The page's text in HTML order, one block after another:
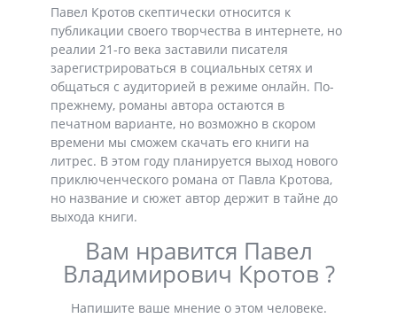
Павел Кротов скептически относится к
публикации своего творчества в интернете, но
реалии 21-го века заставили писателя
зарегистрироваться в социальных сетях и
общаться с аудиторией в режиме онлайн. По-
прежнему, романы автора остаются в
печатном варианте, но возможно в скором
времени мы сможем скачать его книги на
литрес. В этом году планируется выход нового
приключенческого романа от Павла Кротова,
но название и сюжет автор держит в тайне до
выхода книги.
Вам нравится Павел
Владимирович Кротов ?
Напишите ваше мнение о этом человеке.